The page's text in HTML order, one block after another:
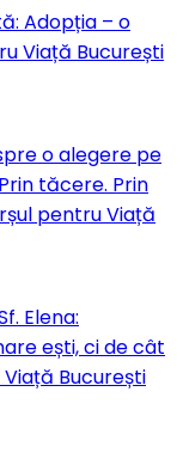
Adopția – o
Viață București
o alegere pe
tăcere. Prin
pentru Viață
Elena:
ești, ci de cât
București